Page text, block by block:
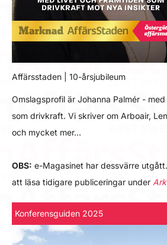
Affärsstaden | 10-årsjubileum
Omslagsprofil är Johanna Palmér -
som drivkraft. Vi skriver om Arboair,
och mycket mer…
OBS: e-Magasinet har dessvärre
att läsa tidigare publiceringar under
Konferensguiden 2025